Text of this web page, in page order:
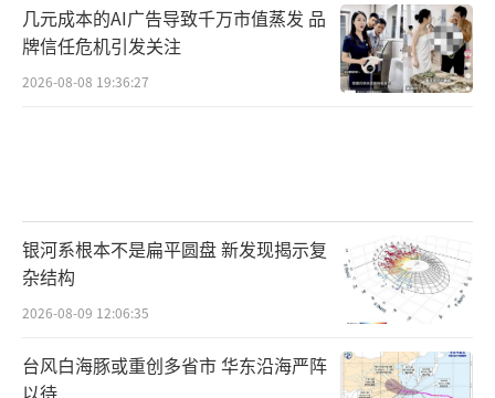
几元成本的AI广告导致千万市值蒸发 品
牌信任危机引发关注
2026-08-08 19:36:27
银河系根本不是扁平圆盘 新发现揭示复
杂结构
2026-08-09 12:06:35
台风白海豚或重创多省市 华东沿海严阵
以待